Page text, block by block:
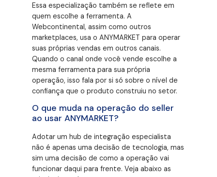
Essa especialização também se reflete em
quem escolhe a ferramenta. A
Webcontinental, assim como outros
marketplaces, usa o ANYMARKET para operar
suas próprias vendas em outros canais.
Quando o canal onde você vende escolhe a
mesma ferramenta para sua própria
operação, isso fala por si só sobre o nível de
confiança que o produto construiu no setor.
O que muda na operação do seller
ao usar ANYMARKET?
Adotar um hub de integração especialista
não é apenas uma decisão de tecnologia, mas
sim uma decisão de como a operação vai
funcionar daqui para frente. Veja abaixo as